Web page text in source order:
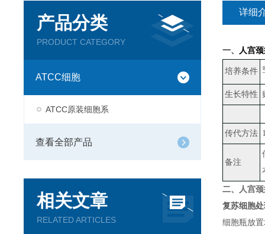
产品分类
PRODUCT CATEGORY
ATCC细胞
ATCC原装细胞系
查看全部产品
相关文章
RELATED ARTICLES
详细
一、 人宫
培养条件
生长特性
传代方法
备注
二、
人宫
复苏细胞
细胞瓶放